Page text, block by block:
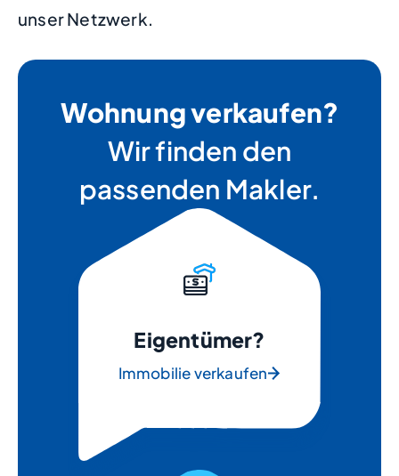
unser Netzwerk.
Wohnung verkaufen?
Wir finden den
passenden Makler.
Eigentümer?
Immobilie verkaufen